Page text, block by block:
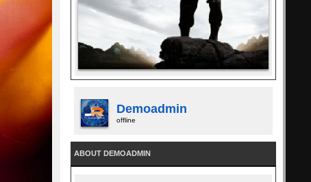
Demoadmin
offline
ABOUT DEMOADMIN